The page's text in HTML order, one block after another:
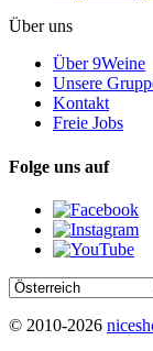
Über uns
Über 9Weine
Unsere
Kontakt
Freie Jobs
Folge uns auf
© 2010-2026